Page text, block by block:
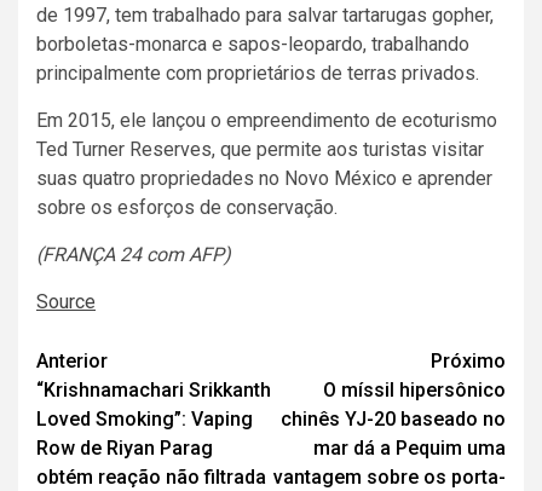
de 1997, tem trabalhado para salvar tartarugas gopher,
borboletas-monarca e sapos-leopardo, trabalhando
principalmente com proprietários de terras privados.
Em 2015, ele lançou o empreendimento de ecoturismo
Ted Turner Reserves, que permite aos turistas visitar
suas quatro propriedades no Novo México e aprender
sobre os esforços de conservação.
(FRANÇA 24 com AFP)
Source
Navegação
de
artigos
Anterior
“Krishnamachari Srikkanth
Loved Smoking”: Vaping
Row de Riyan Parag
obtém reação não filtrada
Próximo
O míssil hipersônico
chinês YJ-20 baseado no
mar dá a Pequim uma
vantagem sobre os porta-